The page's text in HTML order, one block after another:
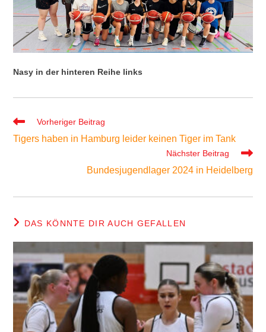
Nasy in der hinteren Reihe links
Weitere
ansehen
Vorheriger Beitrag
Tigers haben in Hamburg leider keinen Tiger im Tank
Nächster Beitrag
Bundesjugendlager 2024 in Heidelberg
DAS KÖNNTE DIR AUCH GEFALLEN